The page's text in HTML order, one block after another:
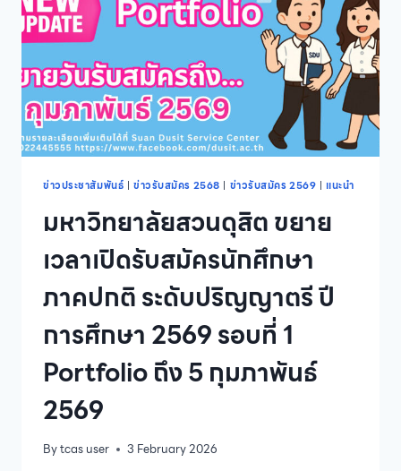
ข่าวประชาสัมพันธ์ | ข่าวรับสมัคร 2568 | ข่าวรับสมัคร 2569 | แนะนำ
มหาวิทยาลัยสวนดุสิต ขยาย
เวลาเปิดรับสมัครนักศึกษา
ภาคปกติ ระดับปริญญาตรี ปี
การศึกษา 2569 รอบที่ 1
Portfolio ถึง 5 กุมภาพันธ์
2569
Bytcas user 3 February 2026